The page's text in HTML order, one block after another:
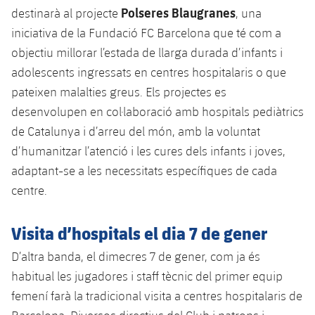
Serveis Mèdics
Accessibilitat
Acreditacions
Instal·lacions
destinarà al projecte Polseres Blaugranes, una
iniciativa de la Fundació FC Barcelona que té com a
objectiu millorar l’estada de llarga durada d’infants i
adolescents ingressats en centres hospitalaris o que
pateixen malalties greus. Els projectes es
desenvolupen en col·laboració amb hospitals pediàtrics
de Catalunya i d’arreu del món, amb la voluntat
d’humanitzar l’atenció i les cures dels infants i joves,
adaptant-se a les necessitats específiques de cada
centre.
Visita d’hospitals el dia 7 de gener
D’altra banda, el dimecres 7 de gener, com ja és
habitual les jugadores i staff tècnic del primer equip
femení farà la tradicional visita a centres hospitalaris de